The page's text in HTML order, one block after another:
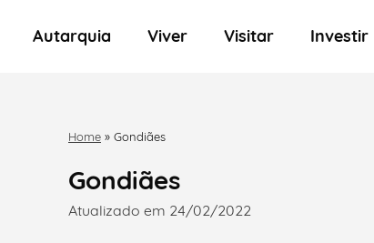
Autarquia Viver Visitar Investir
Home» Gondiães
Gondiães
Atualizado em 24/02/2022